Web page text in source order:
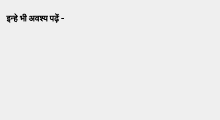
इन्हे भी अवश्य पढ़ें -